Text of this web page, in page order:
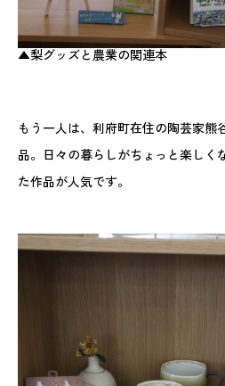
▲梨グッズと農業の関連本
もう一人は、利府町在住の陶芸家熊
品。日々の暮らしがちょっと楽しく
た作品が人気です。